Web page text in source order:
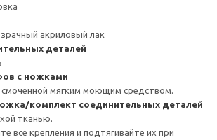
акриловый лак
деталей
с ножками
мягким моющим средством.
комплект соединительных деталей
тканью.
все крепления и подтягивайте их при